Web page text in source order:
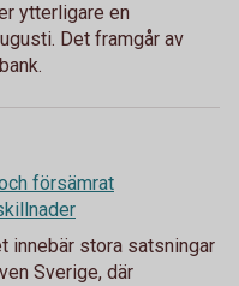
ytterligare en
Det framgår av
försämrat
innebär stora satsningar
Sverige, där